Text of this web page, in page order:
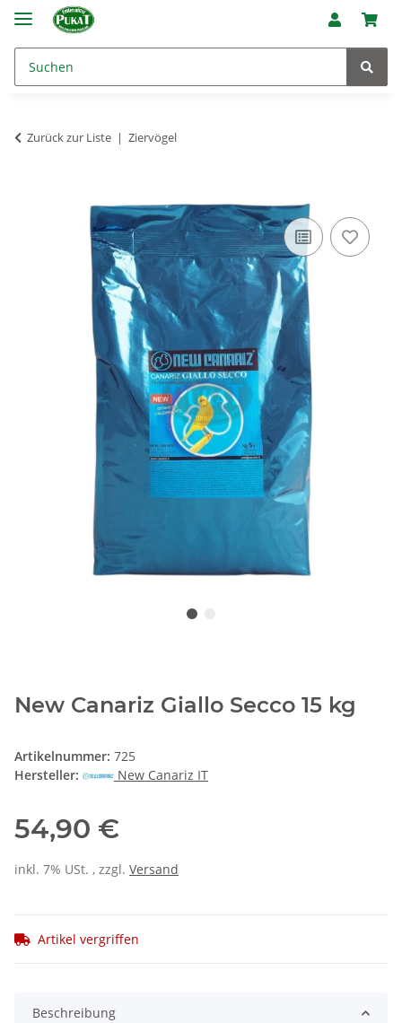
Zurück zur Liste Ziervögel
New Canariz Giallo Secco 15 kg
Artikelnummer: 725
Hersteller:
New Canariz IT
54,90 €
inkl. 7% USt. , zzgl. Versand
Artikel vergriffen
Beschreibung